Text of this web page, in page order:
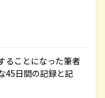
ることになった筆者
45日間の記録と記